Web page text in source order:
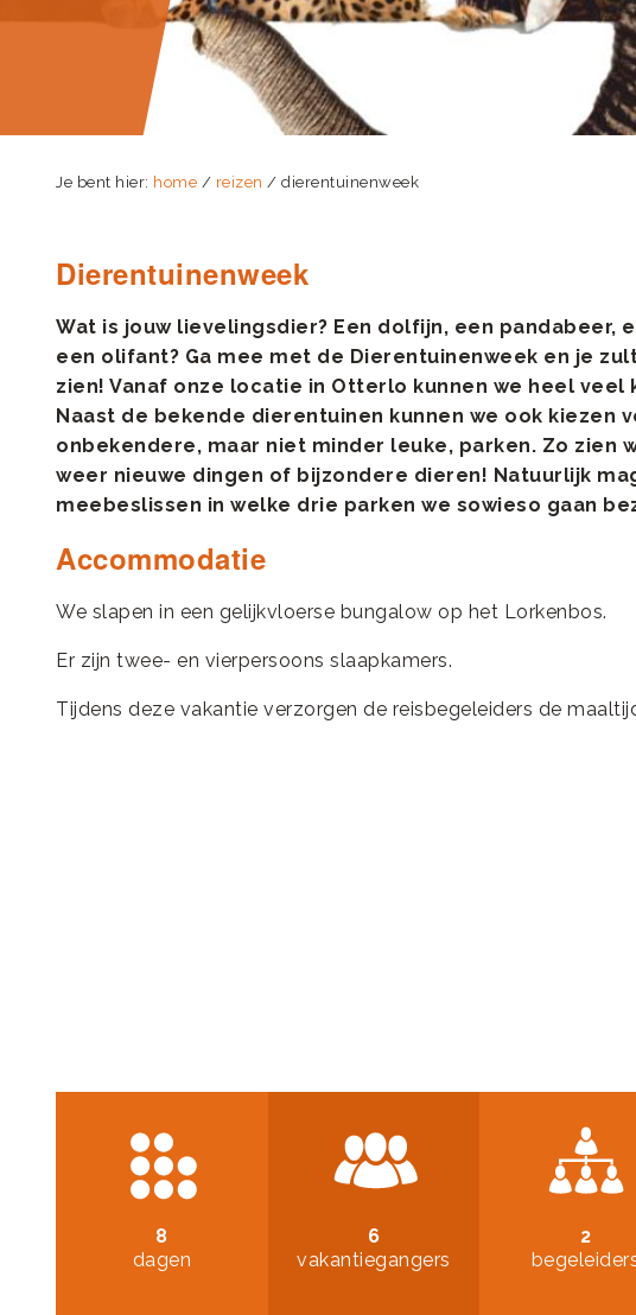
Je bent hier: home / reizen / dierentuinenweek
Dierentuinenweek
Wat is jouw lievelingsdier? Een dolfijn, een pandabeer,
een olifant? Ga mee met de Dierentuinenweek en je
zien! Vanaf onze locatie in Otterlo kunnen we heel veel
Naast de bekende dierentuinen kunnen we ook kiezen
onbekendere, maar niet minder leuke, parken. Zo zien
weer nieuwe dingen of bijzondere dieren! Natuurlijk
meebeslissen in welke drie parken we sowieso gaan
Accommodatie
We slapen in een gelijkvloerse bungalow op het Lorkenbos.
Er zijn twee- en vierpersoons slaapkamers.
Tijdens deze vakantie verzorgen de reisbegeleiders de
8
dagen
6
vakantiegangers
2